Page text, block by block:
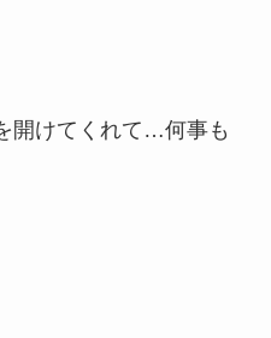
開けてくれて…何事も